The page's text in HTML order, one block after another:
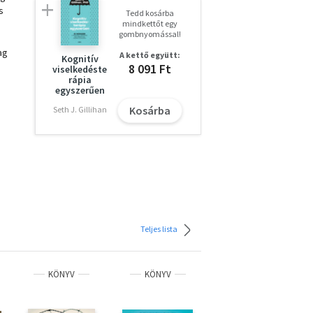
Kognitív
viselkedéste
rápia
egyszerűen
Seth J. Gillihan
Tedd kosárba
mindkettőt egy
gombnyomással!
A kettő együtt:
8 091 Ft
Kosárba
Teljes lista
KÖNYV KÖNYV